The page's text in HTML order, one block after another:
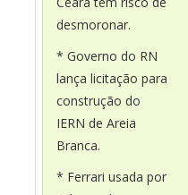
desmoronar.
* Governo do RN
lança licitação para
construção do
IERN de Areia
Branca.
* Ferrari usada por